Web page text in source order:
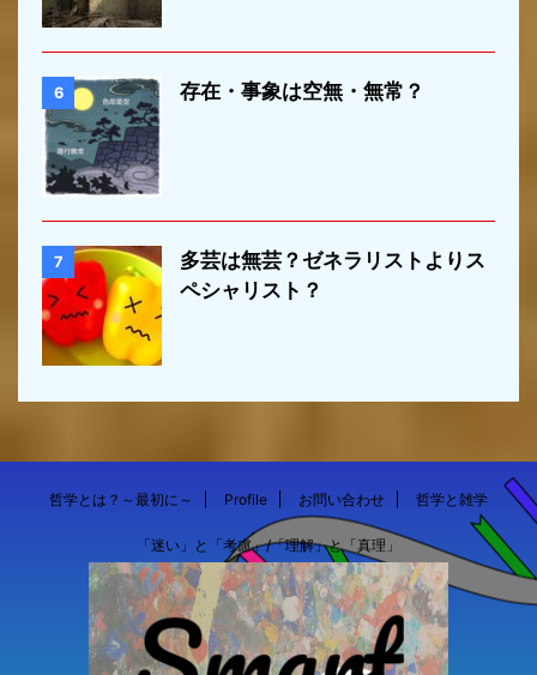
6 存在・事象は空無・無常？
7
多芸は無芸？ゼネラリストよりス
ペシャリスト？
哲学とは？～最初に～ Profile お問い合わせ 哲学と雑学
「迷い」と「考慮」/「理解」と「真理」